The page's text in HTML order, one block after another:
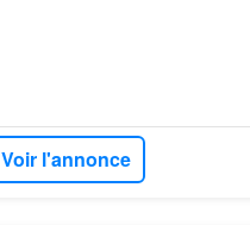
Voir l'annonce